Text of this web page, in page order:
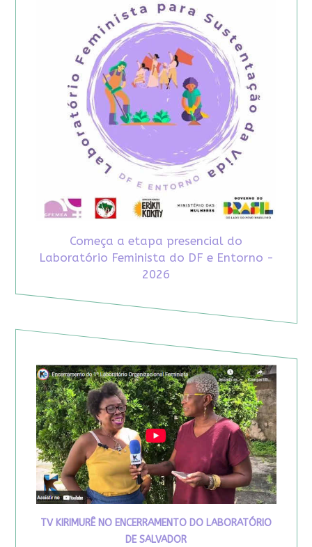
Começa a etapa presencial do
Laboratório Feminista do DF e Entorno -
2026
TV KIRIMURÊ NO ENCERRAMENTO DO LABORATÓRIO
DE SALVADOR